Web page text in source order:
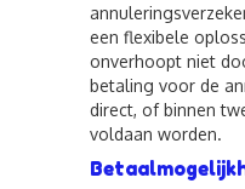
een flexibele
onverhoopt niet
betaling voor de
direct, of binnen
voldaan worden.